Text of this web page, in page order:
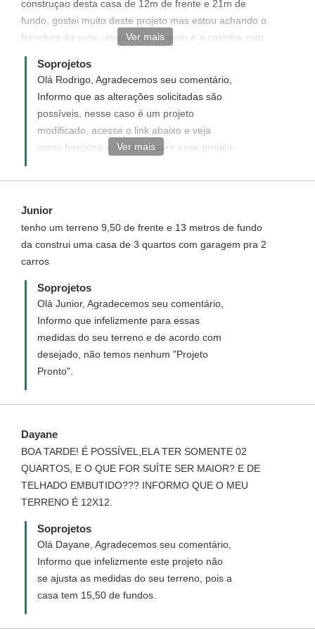
construçao desta casa de 12m de frente e 21m de
fundo, gostei muito deste projeto mas estou achando o
banehiro da suite um pouco pequeno e a cozinha com
pouco espaço, teria como alterar as medidas deste
projeto?
Ver mais
Soprojetos
Olá Rodrigo, Agradecemos seu comentário,
Informo que as alterações solicitadas são
possíveis, nesse caso é um projeto
modificado, acesse o link abaixo e veja
como funciona e como adquirir esse projeto
http://www.soprojetos.com.br/ver/modificacao?
Ver mais
Junior
tenho um terreno 9,50 de frente e 13 metros de fundo
da construi uma casa de 3 quartos com garagem pra 2
carros
Soprojetos
Olá Junior, Agradecemos seu comentário,
Informo que infelizmente para essas
medidas do seu terreno e de acordo com
desejado, não temos nenhum "Projeto
Pronto".
Dayane
BOA TARDE! É POSSÍVEL,ELA TER SOMENTE 02
QUARTOS, E O QUE FOR SUÍTE SER MAIOR? E DE
TELHADO EMBUTIDO??? INFORMO QUE O MEU
TERRENO É 12X12.
Soprojetos
Olá Dayane, Agradecemos seu comentário,
Informo que infelizmente este projeto não
se ajusta as medidas do seu terreno, pois a
casa tem 15,50 de fundos.